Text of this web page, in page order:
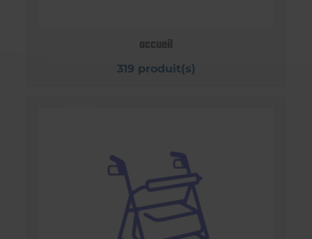
accueil
319 produit(s)